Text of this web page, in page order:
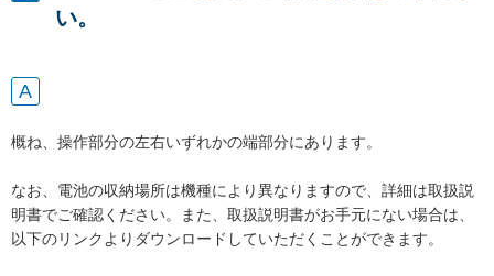
い。
概ね、操作部分の左右いずれかの端部分にあります。
なお、電池の収納場所は機種により異なりますので、詳細は取扱説
明書でご確認ください。また、取扱説明書がお手元にない場合は、
以下のリンクよりダウンロードしていただくことができます。